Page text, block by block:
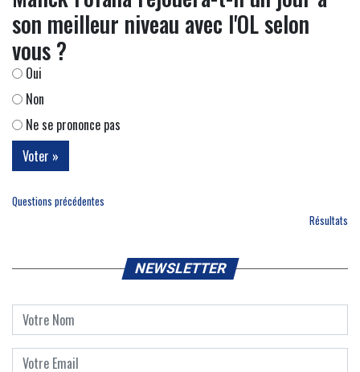
son meilleur niveau avec l'OL selon
vous ?
Oui
Non
Ne se prononce pas
Questions précédentes
Résultats
NEWSLETTER